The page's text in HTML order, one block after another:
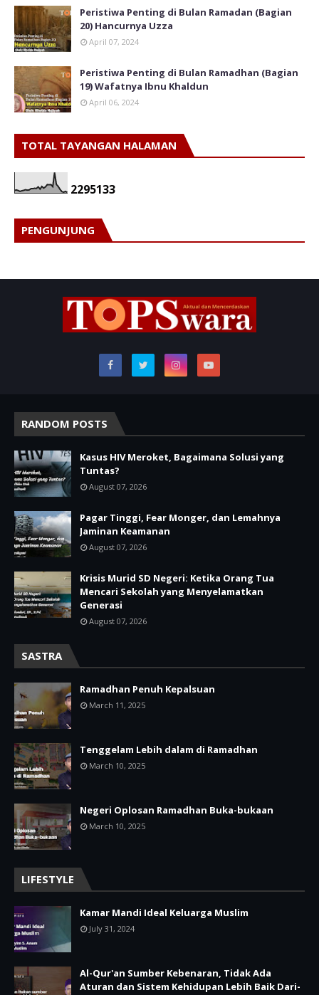
Peristiwa Penting di Bulan Ramadan (Bagian
20) Hancurnya Uzza
April 07, 2024
Peristiwa Penting di Bulan Ramadhan (Bagian
19) Wafatnya Ibnu Khaldun
April 06, 2024
TOTAL TAYANGAN HALAMAN
2295133
PENGUNJUNG
RANDOM POSTS
Kasus HIV Meroket, Bagaimana Solusi yang
Tuntas?
August 07, 2026
Pagar Tinggi, Fear Monger, dan Lemahnya
Jaminan Keamanan
August 07, 2026
Krisis Murid SD Negeri: Ketika Orang Tua
Mencari Sekolah yang Menyelamatkan
Generasi
August 07, 2026
SASTRA
Ramadhan Penuh Kepalsuan
March 11, 2025
Tenggelam Lebih dalam di Ramadhan
March 10, 2025
Negeri Oplosan Ramadhan Buka-bukaan
March 10, 2025
LIFESTYLE
Kamar Mandi Ideal Keluarga Muslim
July 31, 2024
Al-Qur'an Sumber Kebenaran, Tidak Ada
Aturan dan Sistem Kehidupan Lebih Baik Dari-